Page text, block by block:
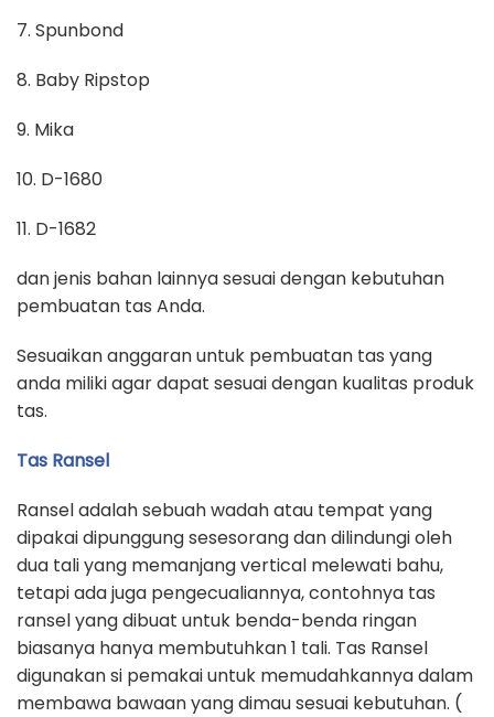
7. Spunbond
8. Baby Ripstop
9. Mika
10. D-1680
11. D-1682
dan jenis bahan lainnya sesuai dengan kebutuhan
pembuatan tas Anda.
Sesuaikan anggaran untuk pembuatan tas yang
anda miliki agar dapat sesuai dengan kualitas produk
tas.
Tas Ransel
Ransel adalah sebuah wadah atau tempat yang
dipakai dipunggung sesesorang dan dilindungi oleh
dua tali yang memanjang vertical melewati bahu,
tetapi ada juga pengecualiannya, contohnya tas
ransel yang dibuat untuk benda-benda ringan
biasanya hanya membutuhkan 1 tali. Tas Ransel
digunakan si pemakai untuk memudahkannya dalam
membawa bawaan yang dimau sesuai kebutuhan. (